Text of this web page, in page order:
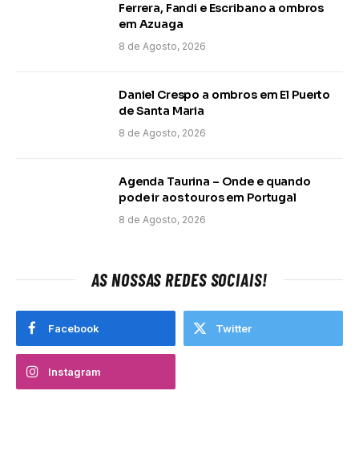
Ferrera, Fandi e Escribano a ombros
em Azuaga
8 de Agosto, 2026
Daniel Crespo a ombros em El Puerto
de Santa Maria
8 de Agosto, 2026
Agenda Taurina – Onde e quando
pode ir aos touros em Portugal
8 de Agosto, 2026
AS NOSSAS REDES SOCIAIS!
Facebook Twitter
Instagram